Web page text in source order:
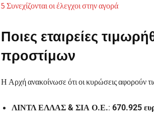
5 Συνεχίζονται οι έλεγχοι στην αγορά
Ποιες εταιρείες
προστίμων
Η Αρχή ανακοίνωσε ότι οι κυρώσεις αφορούν τις
ΛΙΝΤΛ ΕΛΛΑΣ & ΣΙΑ Ο.Ε.: 670.925